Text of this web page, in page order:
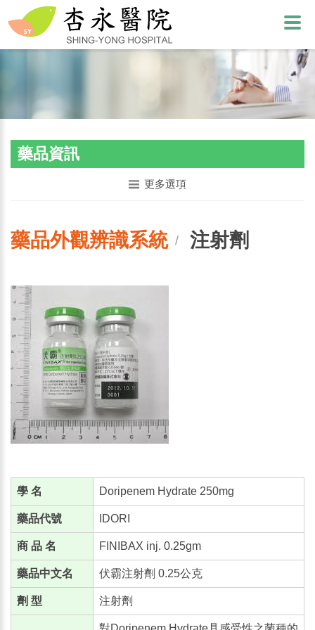
藥品資訊
更多選項
藥品外觀辨識系統/ 注射劑
學 名 Doripenem Hydrate 250mg
藥品代號 IDORI
商 品 名 FINIBAX inj. 0.25gm
藥品中文名 伏霸注射劑 0.25公克
劑 型 注射劑